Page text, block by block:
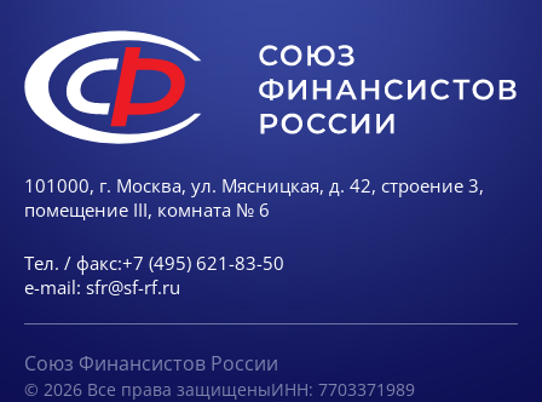
101000, г. Москва, ул. Мясницкая, д. 42, строение 3,
помещение III, комната № 6
Тел. / факс:+7 (495) 621-83-50
e-mail: sfr@sf-rf.ru
Союз Финансистов России
© 2026 Все права защищеныИНН: 7703371989